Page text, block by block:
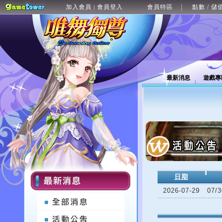
加入會員 | 會員登入 會員特區 點數 / 儲
最新消息 遊戲
日期
2026-07-29
07/